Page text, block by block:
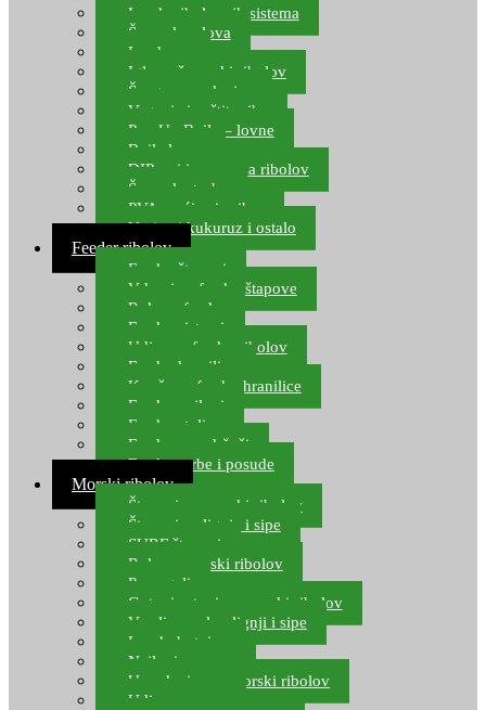
Izrada ribolovnih sistema
Šaranska olova
Leadcore
Igle za šaranski ribolov
Špage, upredenice
Vaganje i zaštita ribe
Pop Up Boile – lovne
Boile lovne
DIP-ovi i arome za ribolov
Šaranske torbe
PVA vrećice i pribor
Umjetni kukuruz i ostalo
Feeder ribolov
Feeder štapovi
Vrhovi za feeder štapove
Role za feeder
Feeder sistemi
Udice za feeder ribolov
Feeder hranilice
Kopče za feeder hranilice
Feeder najloni
Feeder stolice
Feeder arm držači
Feeder torbe i posude
Morski ribolov
Štapovi za morski ribolov
Štapovi za lignje i sipe
SURF štapovi
Role za morski ribolov
Parangali
Gotovi setovi za morski ribolov
Varalice za lov lignji i sipe
Lov hobotnice
Najloni za more
Upredenice za morski ribolov
Udice za more